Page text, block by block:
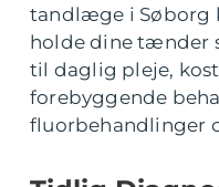
tandlæge i Søborg
holde dine tænder
til daglig pleje,
forebyggende
fluorbehandlinger